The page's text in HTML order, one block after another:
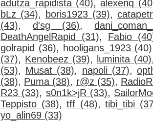
adutza_rapidista (40),alexenq
bLz (34), boris1923 (39),
(43),d'sg (36),
DeathAngelRapid (31), Fabio
golrapid (36), hooligans_1923 (40)
(37), Kenobeez (39), luminita (40)
(53), Musat (38), napoli (37),
(38), Puma (38), r@z (35),
R23 (33), s0n1k>jR (33),
Teppisto (38),tff (48),tibi_tibi
yo_alin69 (33)